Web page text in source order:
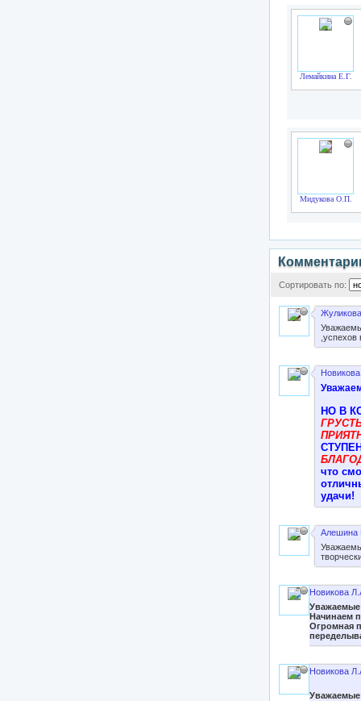
Лемайкина Е.Г.
Мидукова О.П.
Сортировать по:
НО В
что
удачи!
Алешина
Новикова
Уважаемые
Начинаем
Огромная
Новикова
Уважаемые